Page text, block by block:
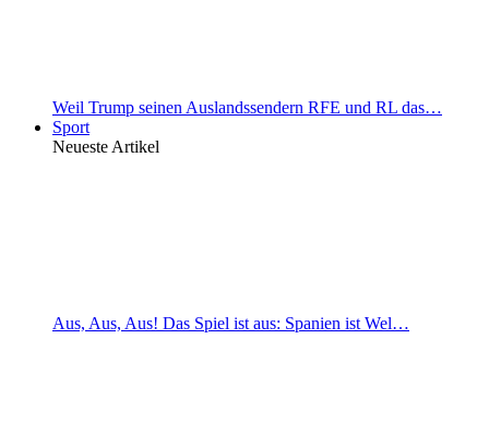
Weil Trump seinen Auslandssendern RFE und RL das…
Sport
Neueste Artikel
Aus, Aus, Aus! Das Spiel ist aus: Spanien ist Wel…